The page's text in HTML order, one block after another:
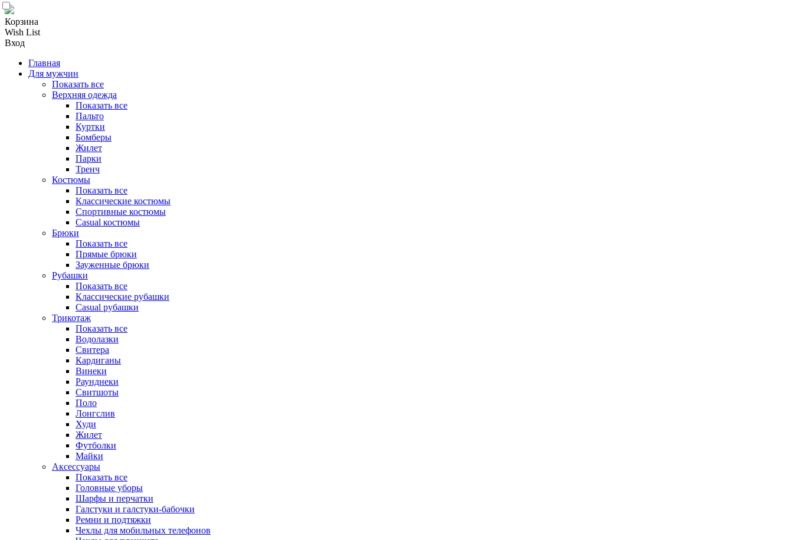
Корзина
Wish List
Вход
Главная
Для мужчин
Показать все
Верхняя одежда
Показать все
Пальто
Куртки
Бомберы
Жилет
Парки
Тренч
Костюмы
Показать все
Классические костюмы
Спортивные костюмы
Casual костюмы
Брюки
Показать все
Прямые брюки
Зауженные брюки
Рубашки
Показать все
Классические рубашки
Casual рубашки
Трикотаж
Показать все
Водолазки
Свитера
Кардиганы
Винеки
Раунднеки
Свитшоты
Поло
Лонгслив
Худи
Жилет
Футболки
Майки
Аксессуары
Показать все
Головные уборы
Шарфы и перчатки
Галстуки и галстуки-бабочки
Ремни и подтяжки
Чехлы для мобильных телефонов